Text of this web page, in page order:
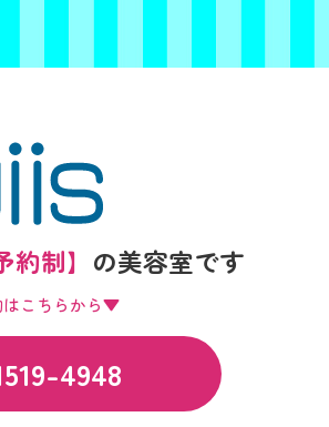
約制】 の美容室です
こちらから▼
4948